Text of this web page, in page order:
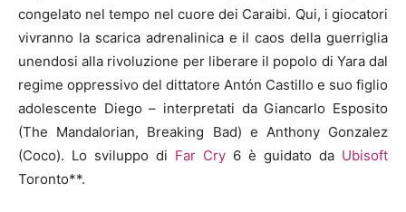
congelato nel tempo nel cuore dei Caraibi. Qui, i giocatori
vivranno la scarica adrenalinica e il caos della guerriglia
unendosi alla rivoluzione per liberare il popolo di Yara dal
regime oppressivo del dittatore Antón Castillo e suo figlio
adolescente Diego – interpretati da Giancarlo Esposito
(The Mandalorian, Breaking Bad) e Anthony Gonzalez
(Coco). Lo sviluppo di Far Cry 6 è guidato da Ubisoft
Toronto**.